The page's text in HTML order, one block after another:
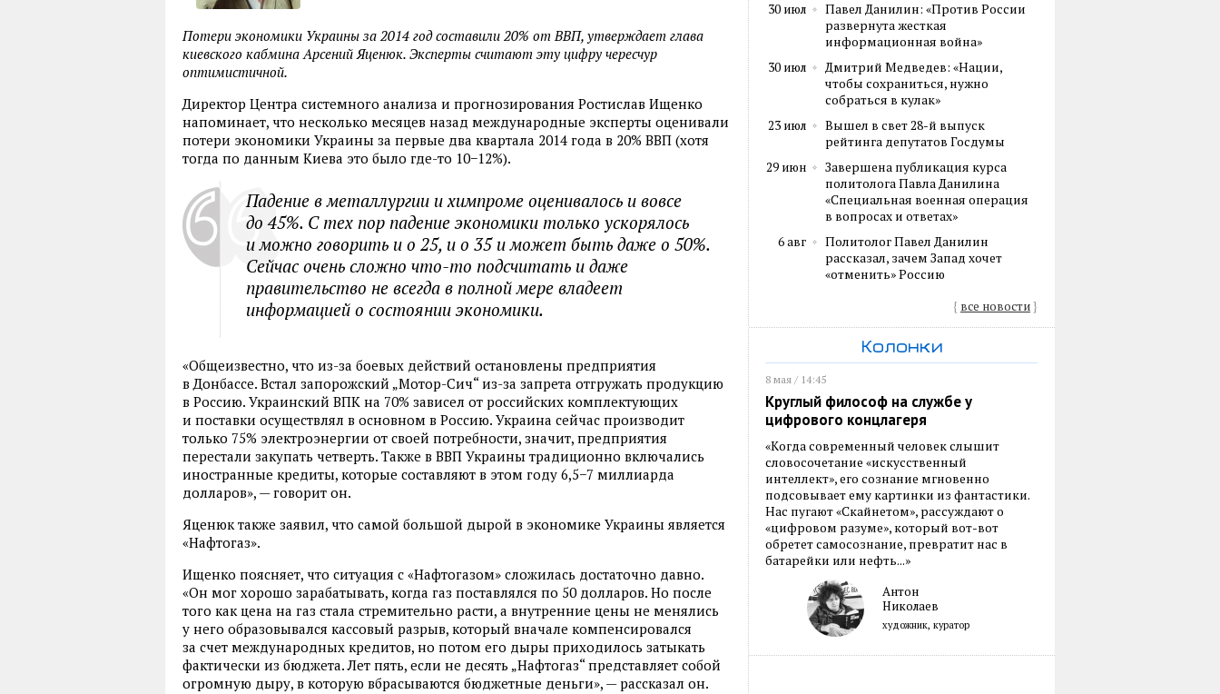
Потери экономики Украины за 2014 год составили 20% от ВВП, утверждает глава
киевского кабмина Арсений Яценюк. Эксперты считают эту цифру чересчур
оптимистичной.
Директор Центра системного анализа и прогнозирования Ростислав Ищенко
напоминает, что несколько месяцев назад международные эксперты оценивали
потери экономики Украины за первые два квартала 2014 года в 20% ВВП (хотя
тогда по данным Киева это было где-то 10−12%).
Падение в металлургии и химпроме оценивалось и вовсе
до 45%. С тех пор падение экономики только ускорялось
и можно говорить и о 25, и о 35 и может быть даже о 50%.
Сейчас очень сложно что-то подсчитать и даже
правительство не всегда в полной мере владеет
информацией о состоянии экономики.
«Общеизвестно, что из-за боевых действий остановлены предприятия
в Донбассе. Встал запорожский „Мотор-Сич“ из-за запрета отгружать продукцию
в Россию. Украинский ВПК на 70% зависел от российских комплектующих
и поставки осуществлял в основном в Россию. Украина сейчас производит
только 75% электроэнергии от своей потребности, значит, предприятия
перестали закупать четверть. Также в ВВП Украины традиционно включались
иностранные кредиты, которые составляют в этом году 6,5−7 миллиарда
долларов», — говорит он.
Яценюк также заявил, что самой большой дырой в экономике Украины является
«Нафтогаз».
Ищенко поясняет, что ситуация с «Нафтогазом» сложилась достаточно давно.
«Он мог хорошо зарабатывать, когда газ поставлялся по 50 долларов. Но после
того как цена на газ стала стремительно расти, а внутренние цены не менялись
у него образовывался кассовый разрыв, который вначале компенсировался
за счет международных кредитов, но потом его дыры приходилось затыкать
фактически из бюджета. Лет пять, если не десять „Нафтогаз“ представляет собой
огромную дыру, в которую вбрасываются бюджетные деньги», — рассказал он.
30 июл
Павел Данилин: «Против России
развернута жесткая
информационная война»
30 июл
Дмитрий Медведев: «Нации,
чтобы сохраниться, нужно
собраться в кулак»
23 июл
Вышел в свет 28-й выпуск
рейтинга депутатов Госдумы
29 июн
Завершена публикация курса
политолога Павла Данилина
«Специальная военная операция
в вопросах и ответах»
6 авг
Политолог Павел Данилин
рассказал, зачем Запад хочет
«отменить» Россию
{ все новости}
Колонки
8 мая / 14:45
Круглый философ на службе у
цифрового концлагеря
«Когда современный человек слышит
словосочетание «искусственный
интеллект», его сознание мгновенно
подсовывает ему картинки из фантастики.
Нас пугают «Скайнетом», рассуждают о
«цифровом разуме», который вот-вот
обретет самосознание, превратит нас в
батарейки или нефть...»
Антон
Николаев
художник, куратор